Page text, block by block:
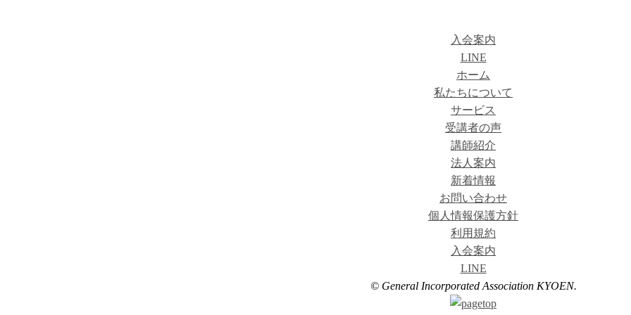
入会案内
LINE
ホーム
私たちについて
サービス
受講者の声
講師紹介
法人案内
新着情報
お問い合わせ
個人情報保護方針
利用規約
入会案内
LINE
© General Incorporated Association KYOEN.